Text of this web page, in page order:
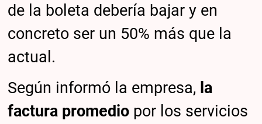
de la boleta debería bajar y en
concreto ser un 50% más que la
actual.
Según informó la empresa, la
factura promedio por los servicios